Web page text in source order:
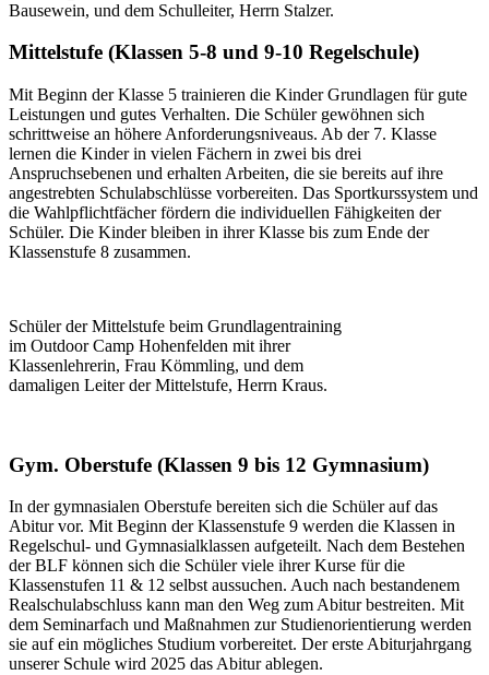
Bausewein, und dem Schulleiter, Herrn Stalzer.
Mittelstufe (Klassen 5-8 und 9-10 Regelschule)
Mit Beginn der Klasse 5 trainieren die Kinder Grundlagen für gute
Leistungen und gutes Verhalten. Die Schüler gewöhnen sich
schrittweise an höhere Anforderungsniveaus. Ab der 7. Klasse
lernen die Kinder in vielen Fächern in zwei bis drei
Anspruchsebenen und erhalten Arbeiten, die sie bereits auf ihre
angestrebten Schulabschlüsse vorbereiten. Das Sportkurssystem und
die Wahlpflichtfächer fördern die individuellen Fähigkeiten der
Schüler. Die Kinder bleiben in ihrer Klasse bis zum Ende der
Klassenstufe 8 zusammen.
Schüler der Mittelstufe beim Grundlagentraining
im Outdoor Camp Hohenfelden mit ihrer
Klassenlehrerin, Frau Kömmling, und dem
damaligen Leiter der Mittelstufe, Herrn Kraus.
Gym. Oberstufe (Klassen 9 bis 12 Gymnasium)
In der gymnasialen Oberstufe bereiten sich die Schüler auf das
Abitur vor. Mit Beginn der Klassenstufe 9 werden die Klassen in
Regelschul- und Gymnasialklassen aufgeteilt. Nach dem Bestehen
der BLF können sich die Schüler viele ihrer Kurse für die
Klassenstufen 11 & 12 selbst aussuchen. Auch nach bestandenem
Realschulabschluss kann man den Weg zum Abitur bestreiten. Mit
dem Seminarfach und Maßnahmen zur Studienorientierung werden
sie auf ein mögliches Studium vorbereitet. Der erste Abiturjahrgang
unserer Schule wird 2025 das Abitur ablegen.